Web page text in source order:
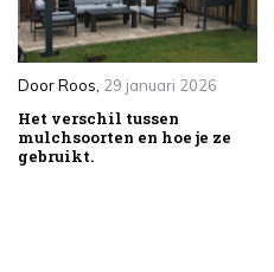
DoorRoos, 29 januari 2026
Het verschil tussen
mulchsoorten en hoe je ze
gebruikt.